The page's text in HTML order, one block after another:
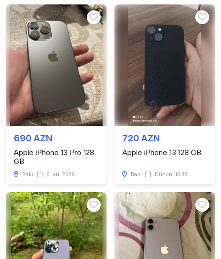
690 AZN
Apple iPhone 13 Pro 128
GB
Bakı 6 iyul 2026
720 AZN
Apple iPhone 13 128 GB
Bakı Dünən, 13:45